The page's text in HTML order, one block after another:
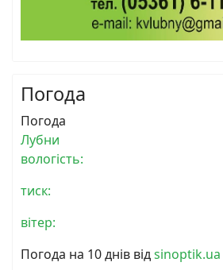
Погода
Погода
Лубни
вологість:
тиск:
вітер:
Погода на 10 днів відsinoptik.ua